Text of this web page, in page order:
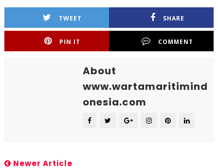
TWEET SHARE
PIN IT COMMENT
About
www.wartamaritimind
onesia.com
Newer Article